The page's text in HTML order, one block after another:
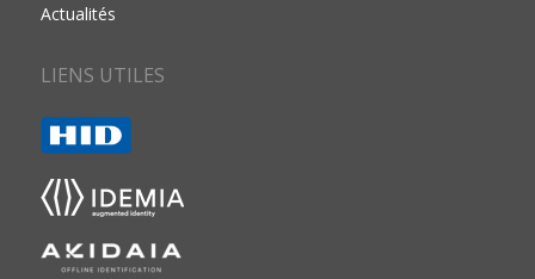
Actualités
LIENS UTILES